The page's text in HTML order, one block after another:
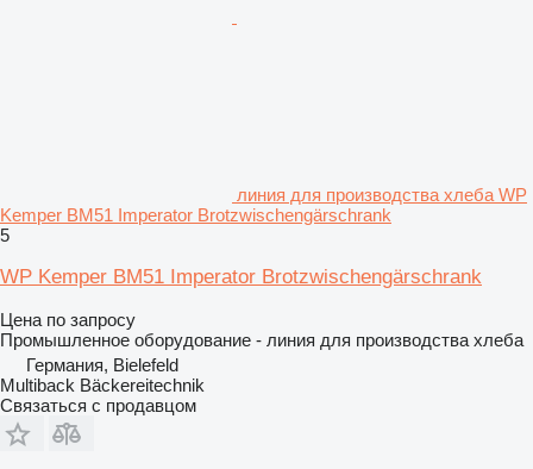
линия для производства хлеба WP
Kemper BM51 Imperator Brotzwischengärschrank
5
WP Kemper BM51 Imperator Brotzwischengärschrank
Цена по запросу
Промышленное оборудование - линия для производства хлеба
Германия, Bielefeld
Multiback Bäckereitechnik
Связаться с продавцом